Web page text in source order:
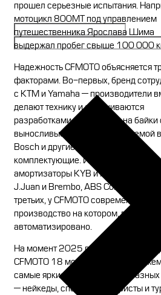
прошел серьезные испытания.
мотоцикл 800MT под управлением
путешественника Ярослава Шима
выдержал пробег свыше 100 000
Надежность CFMOTO объясняется
факторами. Во-первых, бренд
с KTM и Yamaha — производители
делают технику и обмениваются
разработками. Во-вторых, на байки
выносливые двигатели с системой
Bosch и другие проверенные
комплектующие. Используются
амортизаторы KYB и Marzocchi,
J.Juan и Brembo, ABS Continental и
третьих, у CFMOTO современный
производство на котором, почти
автоматизировано.
На момент 2025 года в модельном
CFMOTO 18 мотоциклов.
самые яркие модели бренда разных
— нейкеды, спортбайки, туристы и